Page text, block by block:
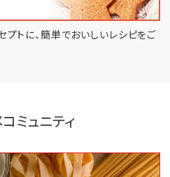
トに、簡単でおいしいレシピをご
ミュニティ